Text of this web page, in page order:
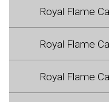
Royal Flame
Royal Flame
Royal Flame